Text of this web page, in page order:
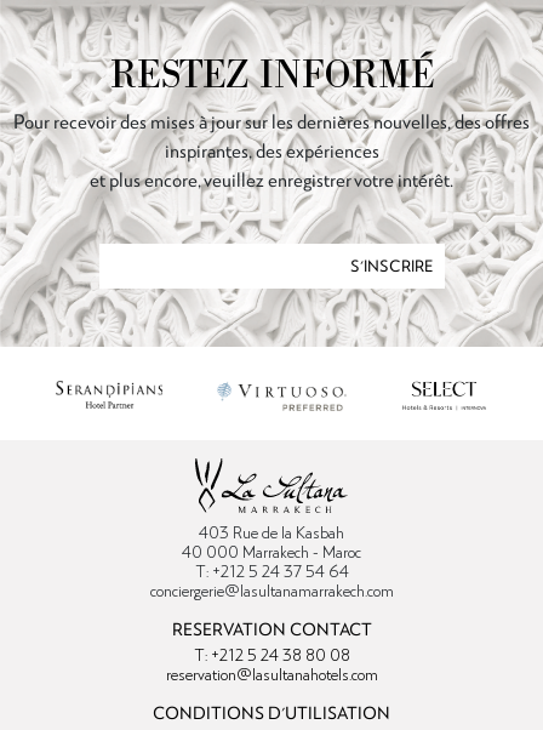
RESTEZ INFORMÉ
Pour recevoir des mises à jour sur les dernières nouvelles, des offres
inspirantes, des expériences
et plus encore, veuillez enregistrer votre intérêt.
S'INSCRIRE
403 Rue de la Kasbah
40 000 Marrakech - Maroc
T: +212 5 24 37 54 64
conciergerie@lasultanamarrakech.com
RESERVATION CONTACT
T: +212 5 24 38 80 08
reservation@lasultanahotels.com
CONDITIONS D'UTILISATION